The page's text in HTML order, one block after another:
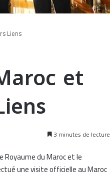
Liens
et
3 minutes de lecture
du Maroc et le
une visite officielle au Maroc